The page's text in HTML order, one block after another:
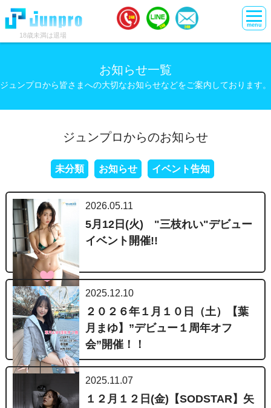
18歳未満は退場
menu
お知らせ一覧
ジュンプロから皆さまへの大切なお知らせなどをご案内しております。
ジュンプロからのお知らせ
未分類 お知らせ イベント告知
2026.05.11
5月12日(火) "三枝れい"デビュー
イベント開催!!
2025.12.10
２０２６年１月１０日（土）【葉
月まゆ】”デビュー１周年オフ
会”開催！！
2025.11.07
１２月１２日(金)【SODSTAR】矢